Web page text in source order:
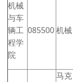
机械
与车
辆工
程学
院
085500 机械
马克